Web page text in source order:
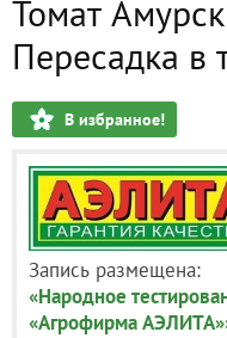
Томат
Пересадка в
В избранное!
Запись размещена:
«Народное
«Агрофирма